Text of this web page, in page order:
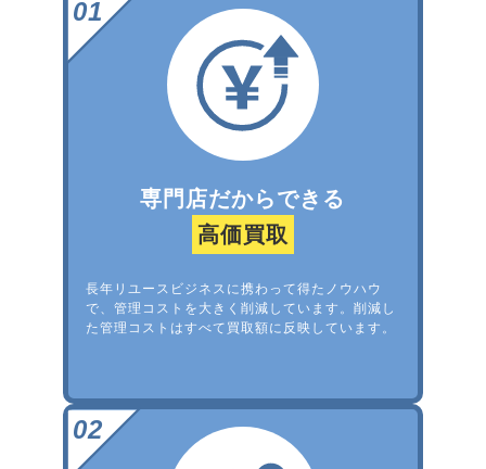
専門店だからできる
高価買取
長年リユースビジネスに携わって得たノウハウ
で、管理コストを大きく削減しています。削減し
た管理コストはすべて買取額に反映しています。